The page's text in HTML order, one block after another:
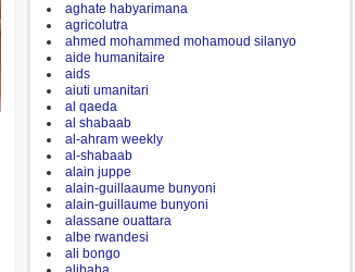
aghate habyarimana
agricolutra
ahmed mohammed mohamoud silanyo
aide humanitaire
aids
aiuti umanitari
al qaeda
al shabaab
al-ahram weekly
al-shabaab
alain juppe
alain-guillaaume bunyoni
alain-guillaume bunyoni
alassane ouattara
albe rwandesi
ali bongo